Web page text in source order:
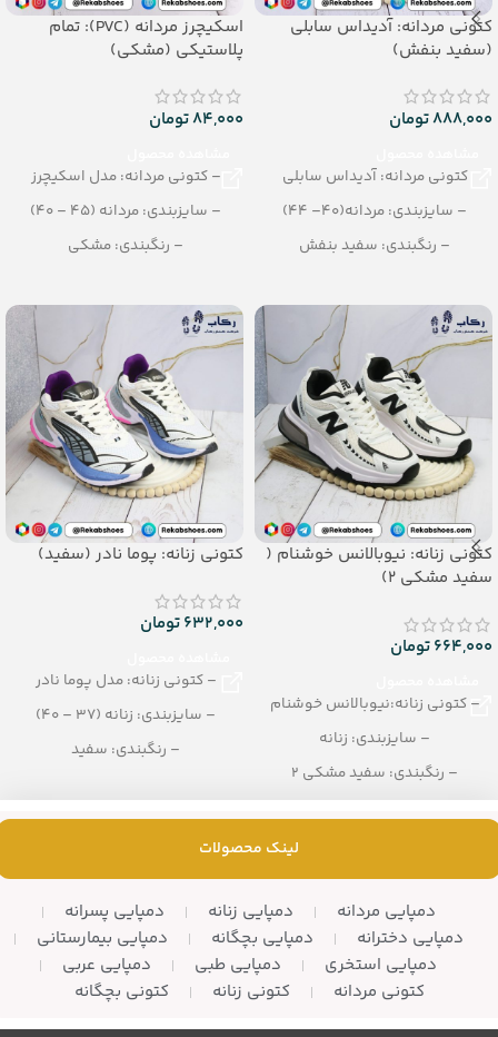
کتونی مردانه: آدیداس سابلی
(سفید بنفش)
888,000تومان
کتونی مردانه: آدیداس سابلی
– سایزبندی: مردانه(40– 44)
– رنگبندی: سفید بنفش
اسکیچرز مردانه (PVC): تمام
پلاستیکی (مشکی)
84,000تومان
– کتونی مردانه: مدل اسکیچرز
– سایزبندی: مردانه (45 – 40)
– رنگبندی: مشکی
کتونی زنانه: نیوبالانس خوشنام (
سفید مشکی 2)
664,000تومان
– کتونی زنانه:نیوبالانس خوشنام
– سایزبندی: زنانه
– رنگبندی: سفید مشکی 2
– تعداد در کارتن:10 زوج
کتونی زنانه: پوما نادر (سفید)
632,000تومان
– کتونی زنانه: مدل پوما نادر
– سایزبندی: زنانه (37 – 40)
– رنگبندی: سفید
لینک محصولات
دمپایی مردانه دمپایی زنانه
دمپایی پسرانه
دمپایی دخترانه
دمپایی بچگانه
دمپایی بیمارستانی
دمپایی استخری
دمپایی طبی
دمپایی عربی
کتونی مردانه
کتونی زنانه کتونی بچگانه